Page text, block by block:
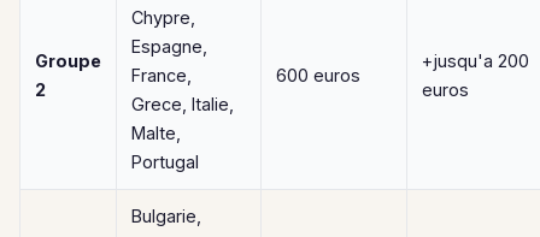
Groupe
2
Chypre,
Espagne,
France,
Grece, Italie,
Malte,
Portugal
600 euros
+jusqu'a 200
euros
Bulgarie,